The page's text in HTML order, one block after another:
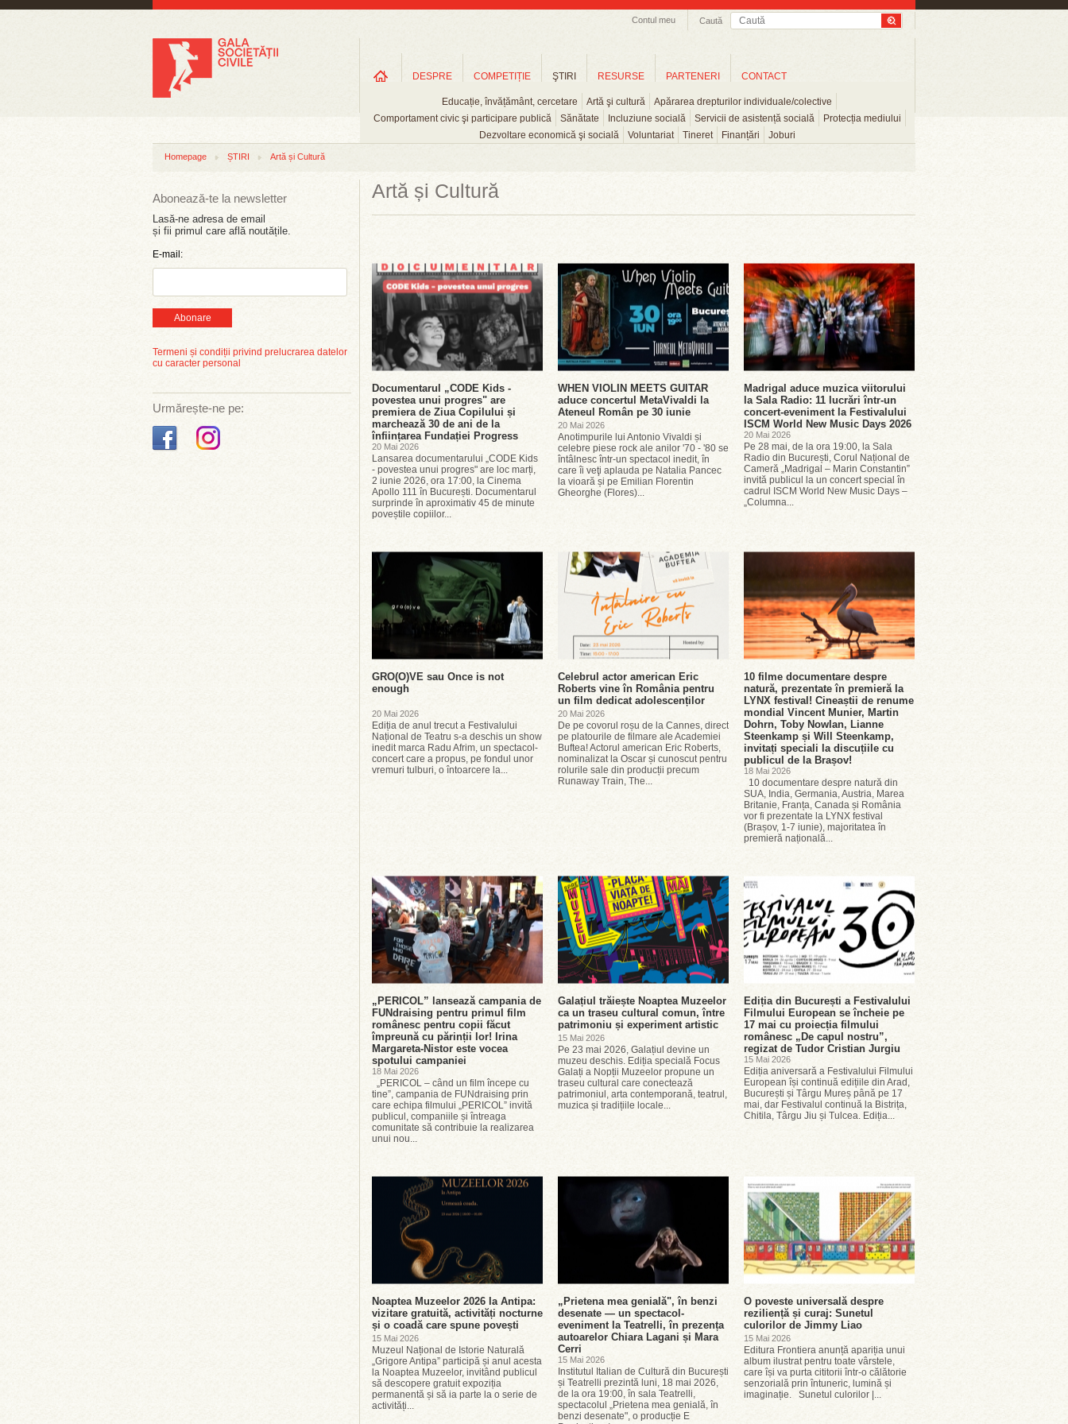
Caută
Contul meu
DESPRE COMPETIȚIE ŞTIRI
Educație, învățământ, cercetare Artă şi cultură
Apărarea drepturilor individuale/colective
Comportament civic şi participare publică
Sănătate Incluziune socială Servicii de asistență socială
Protecția mediului
Dezvoltare economică şi socială
Voluntariat Tineret Finanțări Joburi
RESURSE PARTENERI CONTACT
Homepage ȘTIRI Artă și Cultură
Abonează-te la newsletter
Lasă-ne adresa de email
și fii primul care află noutățile.
E-mail:
Abonare
Termeni și condiții privind prelucrarea datelor
cu caracter personal
Urmărește-ne pe:
Artă și Cultură
Documentarul „CODE Kids -
povestea unui progres" are
premiera de Ziua Copilului și
marchează 30 de ani de la
înființarea Fundației Progress
20 Mai 2026
Lansarea documentarului „CODE Kids
- povestea unui progres" are loc marți,
2 iunie 2026, ora 17:00, la Cinema
Apollo 111 în București. Documentarul
surprinde în aproximativ 45 de minute
poveștile copiilor...
WHEN VIOLIN MEETS GUITAR
aduce concertul MetaVivaldi la
Ateneul Român pe 30 iunie
20 Mai 2026
Anotimpurile lui Antonio Vivaldi și
celebre piese rock ale anilor '70 - '80 se
întâlnesc într-un spectacol inedit, în
care îi veţi aplauda pe Natalia Pancec
la vioară și pe Emilian Florentin
Gheorghe (Flores)...
Madrigal aduce muzica viitorului
la Sala Radio: 11 lucrări într-un
concert-eveniment la Festivalului
ISCM World New Music Days 2026
20 Mai 2026
Pe 28 mai, de la ora 19:00, la Sala
Radio din București, Corul Național de
Cameră „Madrigal – Marin Constantin”
invită publicul la un concert special în
cadrul ISCM World New Music Days –
„Columna...
GRO(O)VE sau Once is not
enough
20 Mai 2026
Ediția de anul trecut a Festivalului
Național de Teatru s-a deschis un show
inedit marca Radu Afrim, un spectacol-
concert care a propus, pe fondul unor
vremuri tulburi, o întoarcere la...
Celebrul actor american Eric
Roberts vine în România pentru
un film dedicat adolescenților
20 Mai 2026
De pe covorul roșu de la Cannes, direct
pe platourile de filmare ale Academiei
Buftea! Actorul american Eric Roberts,
nominalizat la Oscar și cunoscut pentru
rolurile sale din producții precum
Runaway Train, The...
10 filme documentare despre
natură, prezentate în premieră la
LYNX festival! Cineaștii de renume
mondial Vincent Munier, Martin
Dohrn, Toby Nowlan, Lianne
Steenkamp și Will Steenkamp,
invitați speciali la discuțiile cu
publicul de la Brașov!
18 Mai 2026
10 documentare despre natură din
SUA, India, Germania, Austria, Marea
Britanie, Franța, Canada și România
vor fi prezentate la LYNX festival
(Brașov, 1-7 iunie), majoritatea în
premieră națională...
„PERICOL” lansează campania de
FUNdraising pentru primul film
românesc pentru copii făcut
împreună cu părinții lor! Irina
Margareta-Nistor este vocea
spotului campaniei
18 Mai 2026
„PERICOL – când un film începe cu
tine”, campania de FUNdraising prin
care echipa filmului „PERICOL” invită
publicul, companiile și întreaga
comunitate să contribuie la realizarea
unui nou...
Galațiul trăiește Noaptea Muzeelor
ca un traseu cultural comun, între
patrimoniu și experiment artistic
15 Mai 2026
Pe 23 mai 2026, Galațiul devine un
muzeu deschis. Ediția specială Focus
Galați a Nopții Muzeelor propune un
traseu cultural care conectează
patrimoniul, arta contemporană, teatrul,
muzica și tradițiile locale...
Ediția din București a Festivalului
Filmului European se încheie pe
17 mai cu proiecția filmului
românesc „De capul nostru”,
regizat de Tudor Cristian Jurgiu
15 Mai 2026
Ediția aniversară a Festivalului Filmului
European își continuă edițiile din Arad,
București și Târgu Mureș până pe 17
mai, dar Festivalul continuă la Bistrița,
Chitila, Târgu Jiu și Tulcea. Ediția...
Noaptea Muzeelor 2026 la Antipa:
vizitare gratuită, activități nocturne
și o coadă care spune povești
15 Mai 2026
Muzeul Național de Istorie Naturală
„Grigore Antipa” participă și anul acesta
la Noaptea Muzeelor, invitând publicul
să descopere gratuit expoziția
permanentă și să ia parte la o serie de
activități...
„Prietena mea genială", în benzi
desenate — un spectacol-
eveniment la Teatrelli, în prezența
autoarelor Chiara Lagani și Mara
Cerri
15 Mai 2026
Institutul Italian de Cultură din București
și Teatrelli prezintă luni, 18 mai 2026,
de la ora 19:00, în sala Teatrelli,
spectacolul „Prietena mea genială, în
benzi desenate", o producție E
O poveste universală despre
reziliență și curaj: Sunetul
culorilor de Jimmy Liao
15 Mai 2026
Editura Frontiera anunță apariția unui
album ilustrat pentru toate vârstele,
care își va purta cititorii într-o călătorie
senzorială prin întuneric, lumină și
imaginație. Sunetul culorilor |...